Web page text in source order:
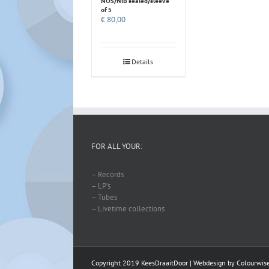
of 5
€ 80,00
Details
FOR ALL YOUR:
– Records
– LP’s
– Tubes
– Livetime collections
Copyright 2019 KeesDraaitDoor | Webdesign by